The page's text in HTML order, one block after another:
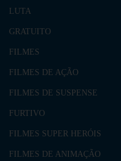
LUTA
GRATUITO
FILMES
FILMES DE AÇÃO
FILMES DE SUSPENSE
FURTIVO
FILMES SUPER HERÓIS
FILMES DE ANIMAÇÃO